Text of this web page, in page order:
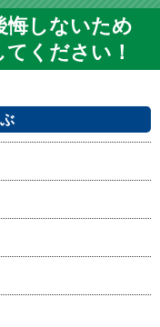
悔しないため
ください！